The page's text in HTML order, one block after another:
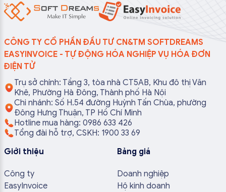
CÔNG TY CỔ PHẦN ĐẦU TƯ CN&TM SOFTDREAMS
EASYINVOICE - TỰ ĐỘNG HÓA NGHIỆP VỤ HÓA ĐƠN
ĐIỆN TỬ
Trụ sở chính: Tầng 3, tòa nhà CT5AB, Khu đô thị Văn
Khê, Phường Hà Đông, Thành phố Hà Nội
Chi nhánh: Số H.54 đường Huỳnh Tấn Chùa, phường
Đông Hưng Thuận, TP Hồ Chí Minh
Hotline mua hàng: 0986 633 426
Tổng đài hỗ trợ, CSKH: 1900 33 69
Giới thiệu
Công ty
EasyInvoice
Bảng giá
Doanh nghiệp
Hộ kinh doanh